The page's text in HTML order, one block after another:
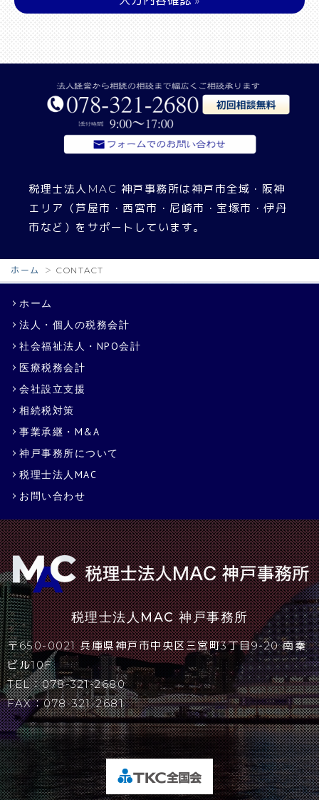
税理士法人MAC 神戸事務所は神戸市全域・阪神
エリア（芦屋市・西宮市・尼崎市・宝塚市・伊丹
市など）をサポートしています。
ホーム CONTACT
ホーム
法人・個人の税務会計
社会福祉法人・NPO会計
医療税務会計
会社設立支援
相続税対策
事業承継・M&A
神戸事務所について
税理士法人MAC
お問い合わせ
税理士法人MAC 神戸事務所
〒650-0021 兵庫県神戸市中央区三宮町3丁目9-20 南秦
ビル10F
TEL：078-321-2680
FAX：078-321-2681